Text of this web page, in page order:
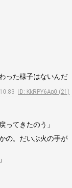
った様子はないんだ
ID: KkRPY6Ap0 (21)
てきたのう」
の。だいぶ火の手が